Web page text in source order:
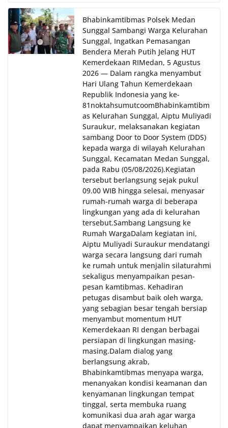
Bhabinkamtibmas Polsek Medan
Sunggal Sambangi Warga Kelurahan
Sunggal, Ingatkan Pemasangan
Bendera Merah Putih Jelang HUT
Kemerdekaan RI‎‎Medan, 5 Agustus
2026 — Dalam rangka menyambut
Hari Ulang Tahun Kemerdekaan
Republik Indonesia yang ke-
81noktahsumutcoomBhabinkamtibm
as Kelurahan Sunggal, Aiptu Muliyadi
Suraukur, melaksanakan kegiatan
sambang Door to Door System (DDS)
kepada warga di wilayah Kelurahan
Sunggal, Kecamatan Medan Sunggal,
pada Rabu (05/08/2026).‎‎Kegiatan
tersebut berlangsung sejak pukul
09.00 WIB hingga selesai, menyasar
rumah-rumah warga di beberapa
lingkungan yang ada di kelurahan
tersebut.‎Sambang Langsung ke
Rumah Warga‎Dalam kegiatan ini,
Aiptu Muliyadi Suraukur mendatangi
warga secara langsung dari rumah
ke rumah untuk menjalin silaturahmi
sekaligus menyampaikan pesan-
pesan kamtibmas. Kehadiran
petugas disambut baik oleh warga,
yang sebagian besar tengah bersiap
menyambut momentum HUT
Kemerdekaan RI dengan berbagai
persiapan di lingkungan masing-
masing.‎Dalam dialog yang
berlangsung akrab,
Bhabinkamtibmas menyapa warga,
menanyakan kondisi keamanan dan
kenyamanan lingkungan tempat
tinggal, serta membuka ruang
komunikasi dua arah agar warga
dapat menyampaikan keluhan